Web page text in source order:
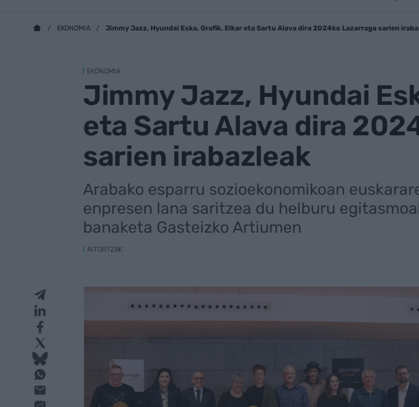
EKONOMIA Jimmy Jazz, Hyundai Eska, Grafik, Elkar eta Sartu Alava dira 2024ko Lazarraga sarien
EKONOMIA
Jimmy Jazz, Hyundai
eta Sartu Alava dira
sarien irabazleak
Arabako esparru sozioekonomikoan
enpresen lana saritzea du helburu
banaketa Gasteizko Artiumen
AITORTZAK